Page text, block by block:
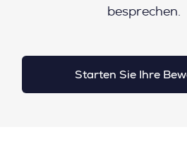
besprechen.
Starten Sie Ihre